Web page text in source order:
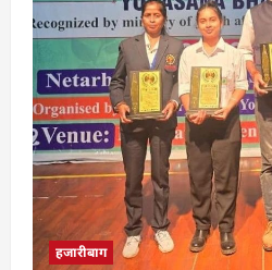
हजारीबाग